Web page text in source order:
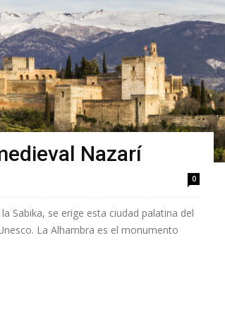
Nazarí
0
Sabika, se erige esta ciudad palatina del
La Alhambra es el monumento